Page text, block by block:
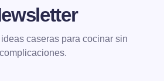
caseras para cocinar sin
complicaciones.